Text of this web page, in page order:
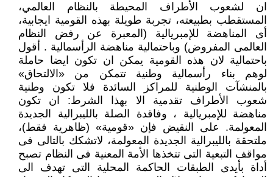
ان لشعوب الأطراف المحيطة بالنظام العالمي،
المستقطب بطبيعته، تجربة طويلة بهذه القومية ايجابية،
أى المناهضة للإمبريالية (المعبرة عن رفض النظام
العالمى المفروض) وباحتمالية مناهضة الرأسمالية . أقول
باحتمالية لان هذه القومية يمكن ان تكون ايضا حاملة
لوهم بناء رأسمالية وطنية تتمكن من «الالتحاق»
بالمنشآت الوطنية للمراكز السائدة فلا تكون وطنية
شعوب الأطراف تقدمية الا بهذا الشرط: ان تكون
مناهضة للإمبريالية ، وفاقدة الصلة بالليبرالية الجديدة
المعولمة. على النقيض فإن «قومية» (ظاهرية فقط)،
ملتحقة بالليبرالية الجديدة المعولمة، لاتشكك بالتالى فى
مواقف التبعية التى تتخذها الأمة المعنية فى النظام تصبح
أداة بأيدى الطبقات الحاكمة المحلية التى تهدف الى